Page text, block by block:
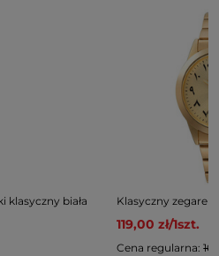
klasyczny biała
Klasyczny zegarek
119,00 zł/1szt.
Cena regularna: